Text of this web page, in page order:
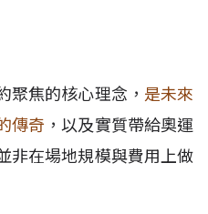
聚焦的核心理念， 是未來
傳奇 ，以及實質帶給奧運
非在場地規模與費用上做